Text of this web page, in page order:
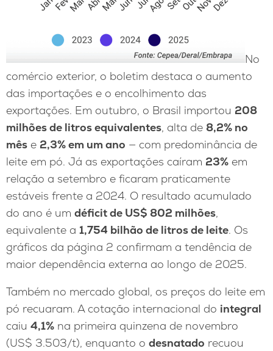
No
comércio exterior, o boletim destaca o aumento
das importações e o encolhimento das
exportações. Em outubro, o Brasil importou 208
milhões de litros equivalentes, alta de 8,2% no
mês e 2,3% em um ano — com predominância de
leite em pó. Já as exportações caíram 23% em
relação a setembro e ficaram praticamente
estáveis frente a 2024. O resultado acumulado
do ano é um déficit de US$ 802 milhões,
equivalente a 1,754 bilhão de litros de leite. Os
gráficos da página 2 confirmam a tendência de
maior dependência externa ao longo de 2025.
Também no mercado global, os preços do leite em
pó recuaram. A cotação internacional do integral
caiu 4,1% na primeira quinzena de novembro
(US$ 3.503/t), enquanto o desnatado recuou